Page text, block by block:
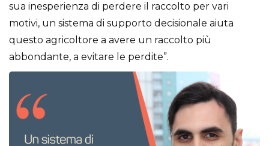
sua inesperienza di perdere il raccolto per vari
motivi, un sistema di supporto decisionale aiuta
questo agricoltore a avere un raccolto più
abbondante, a evitare le perdite”.